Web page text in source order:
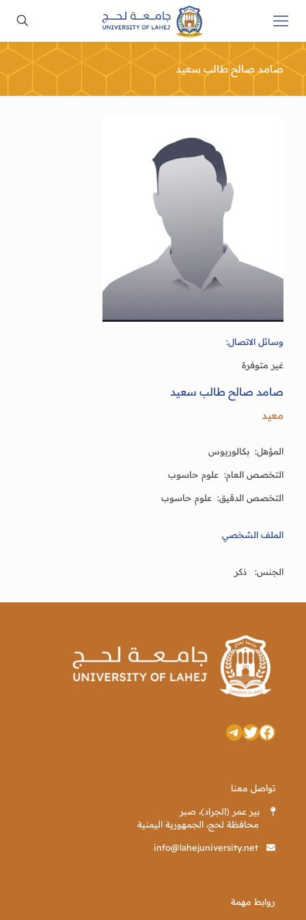
صامد صالح طالب سعيد
وسائل الاتصال:
غير متوفرة
صامد صالح طالب سعيد
معيد
المؤهل: بكالوريوس
التخصص العام: علوم حاسوب
التخصص الدقيق: علوم حاسوب
الملف الشخصي
الجنس: ذكر
فيسبوك
تويترتيليجرام
تواصل معنا
بير عمر (الجراد)، صبر
محافظة لحج، الجمهورية اليمنية
info@lahejuniversity.net
روابط مهمة